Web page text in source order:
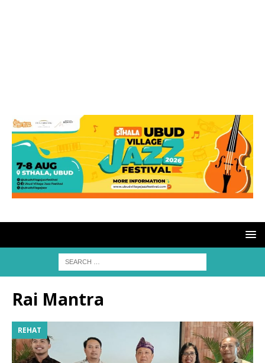
Rai Mantra
REHAT